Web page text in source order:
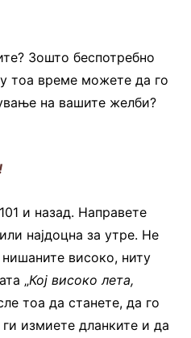
Зошто беспотребно
тоа време можете да го
на вашите желби?
и назад. Направете
најдоцна за утре. Не
високо, ниту
„Кој високо лета,
тоа да станете, да го
измиете дланките и да